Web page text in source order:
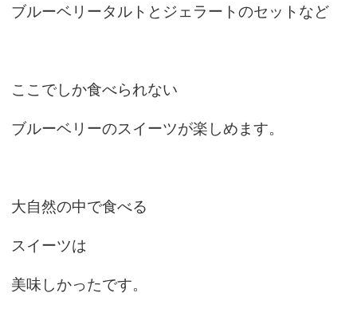
ブルーベリータルトとジェラートのセットなど
ここでしか食べられない
ブルーベリーのスイーツが楽しめます。
大自然の中で食べる
スイーツは
美味しかったです。